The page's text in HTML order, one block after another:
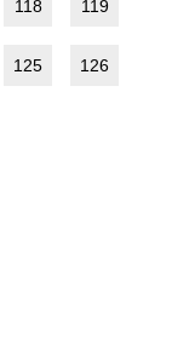
118 119
125 126